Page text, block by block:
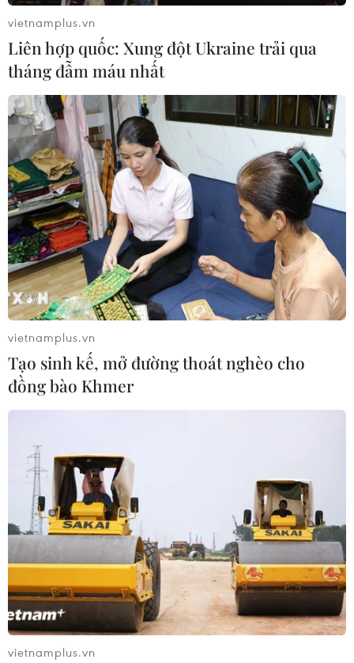
Sức mua thực phẩm tươi sống tại Thành
phố Hồ Chí Minh tăng mạnh
26/11/2018 08:34
Ghi nhận tại thị trường Thành phố Hồ Chí Minh có
nguồn cung hàng hóa và giá cả tương đối ổn định so
với ngày thường; riêng một số sản phẩm thực phẩm tươi
sống có sức mua tăng mạnh nên giá tăng nhẹ.
vietnamplus.vn
Liên hợp quốc: Xung đột Ukraine trải qua
tháng đẫm máu nhất
vietnamplus.vn
Tạo sinh kế, mở đường thoát nghèo cho
đồng bào Khmer
vietnamplus.vn